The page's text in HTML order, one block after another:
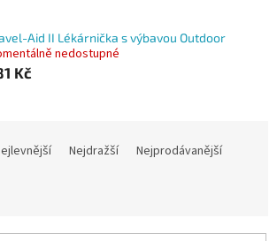
Aid II Lékárnička s výbavou Outdoor
nedostupné
Kč
Nejdražší
Nejprodávanější